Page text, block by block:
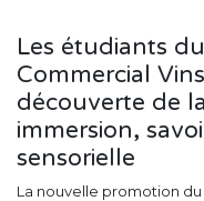
Les étudiants
Commercial
découverte de
immersion,
sensorielle
La nouvelle promotion